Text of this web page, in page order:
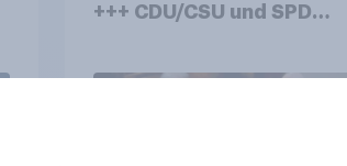
+++ CDU/CSU und SPD